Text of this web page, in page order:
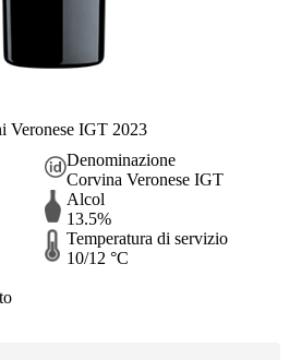
Veronese IGT 2023
Denominazione
Corvina Veronese IGT
Alcol
13.5%
Temperatura di servizio
10/12 °C